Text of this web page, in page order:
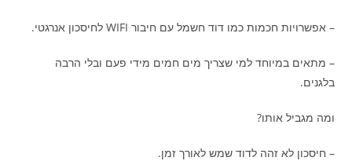
– אפשרויות חכמות כמו דוד חשמל עם חיבור WIFI לחיסכון אנרגטי.
– מתאים במיוחד למי שצריך מים חמים מידי פעם ובלי הרבה
בלגנים.
ומה מגביל אותו?
– חיסכון לא זהה לדוד שמש לאורך זמן.